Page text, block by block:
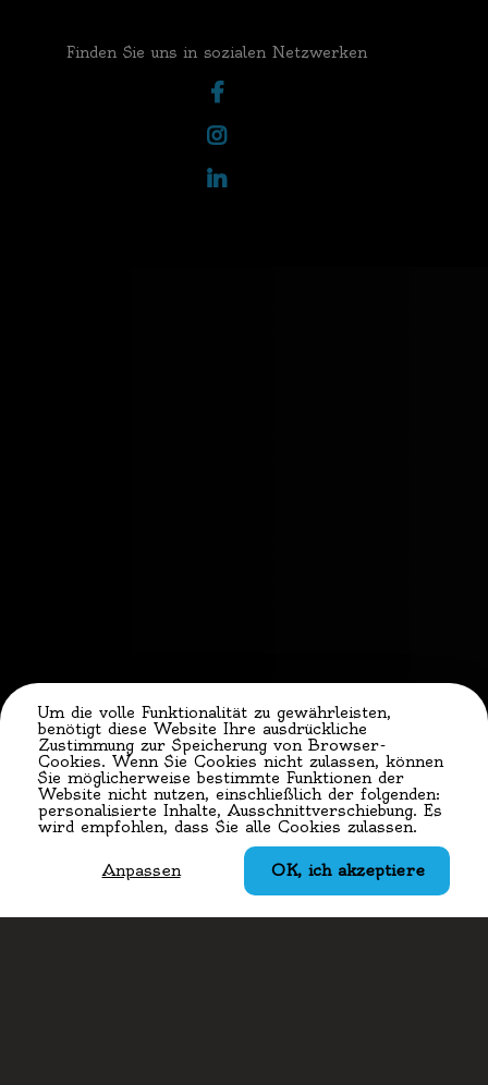
Um die volle Funktionalität zu gewährleisten,
benötigt diese Website Ihre ausdrückliche
Zustimmung zur Speicherung von Browser-
Cookies. Wenn Sie Cookies nicht zulassen, können
Sie möglicherweise bestimmte Funktionen der
Website nicht nutzen, einschließlich der folgenden:
personalisierte Inhalte, Ausschnittverschiebung. Es
wird empfohlen, dass Sie alle Cookies zulassen.
Finden Sie uns in sozialen Netzwerken